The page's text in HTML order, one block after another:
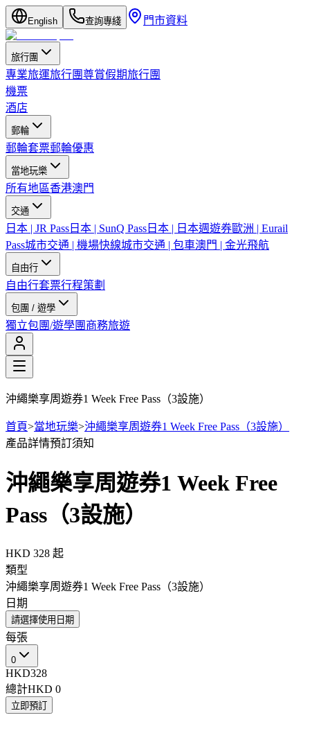
English 查詢專綫 門市資料
旅行團
專業旅運旅行團尊賞假期旅行團
機票
酒店
郵輪
郵輪套票郵輪優惠
當地玩樂
所有地區香港澳門
交通
日本 | JR Pass 日本 | SunQ Pass 日本 | 日本週遊券歐洲 | Eurail
Pass城市交通 | 機場快線城市交通 | 包車澳門 | 金光飛航
自由行
自由行套票行程策劃
包團 / 遊學
獨立包團/遊學團 商務旅遊
沖繩樂享周遊券1 Week Free Pass（3設施）
首頁>當地玩樂>沖繩樂享周遊券1 Week Free Pass（3設施）
產品詳情預訂須知
沖繩樂享周遊券1 Week Free
Pass（3設施）
HKD 328 起
類型
沖繩樂享周遊券1 Week Free Pass（3設施）
日期
請選擇使用日期
每張
0
HKD328
總計HKD 0
立即預訂